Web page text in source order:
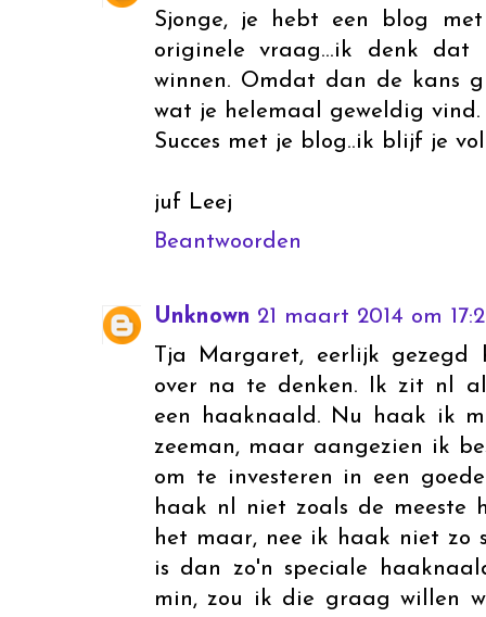
Sjonge, je hebt een blog met
originele vraag...ik denk
winnen. Omdat dan de kans
wat je helemaal geweldig vind.
Succes met je blog..ik blijf je
juf Leej
Beantwoorden
Unknown 21 maart 2014 om
Tja Margaret, eerlijk
over na te denken. Ik zit nl
een haaknaald. Nu haak ik
zeeman, maar aangezien ik
om te investeren in een
haak nl niet zoals de meeste
het maar, nee ik haak niet zo
is dan zo'n speciale
min, zou ik die graag willen